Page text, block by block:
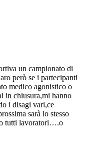
un campionato di
però se i partecipanti
medico agonistico o
in chiusura,mi hanno
i disagi vari,ce
sarà lo stesso
tutti lavoratori….o